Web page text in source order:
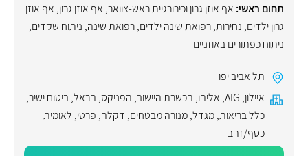
תחום ראשי: אף אוזן גרון וכירורגיית ראש-צוואר, אף אוזן גרון, אף אוזן
גרון ילדים, נחירות,רפואת שינה ילדים,רפואת שינה, ניתוח שקדים,
ניתוח כפתורים באוזניים
תל אביב יפו
איילון,
AIG
, אליהו, הכשרת היישוב, הפניקס, הראל,ביטוח ישיר,
כלל בריאות,מגדל,מנורה מבטחים, דקלה, פרטי, לאומית
כסף/זהב